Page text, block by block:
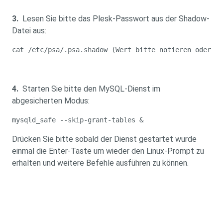
3. Lesen Sie bitte das Plesk-Passwort aus der Shadow-
Datei aus:
cat /etc/psa/.psa.shadow (Wert bitte notieren oder
4. Starten Sie bitte den MySQL-Dienst im
abgesicherten Modus:
mysqld_safe --skip-grant-tables &
Drücken Sie bitte sobald der Dienst gestartet wurde
einmal die Enter-Taste um wieder den Linux-Prompt zu
erhalten und weitere Befehle ausführen zu können.